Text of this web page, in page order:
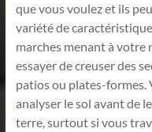
que vous voulez et ils
variété de
marches menant à votre
essayer de creuser des
patios ou plates-formes.
analyser le sol avant de
terre, surtout si vous